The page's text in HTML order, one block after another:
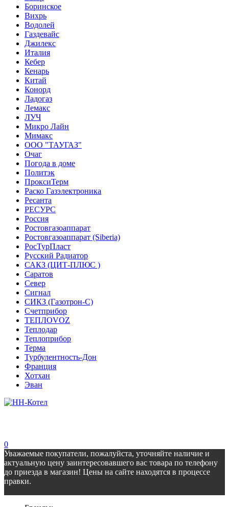
Боринское
Вихрь
Водолей
Газдевайс
Джилекс
Италия
Кебер
Кенарь
Китай
Конорд
Ладогаз
Лемакс
ЛУЧ
Микро Лайн
Мимакс
ООО "ТАУГАЗ"
Очаг
Погода в доме
Политэк
ПроксиТерм
Раско Газэлектроника
Ресанта
РЕСУРС
Россия
Ростовгазоаппарат
Ростовгазоаппарат (Siberia)
РосТурПласт
Русский Радиатор
САКЗ (ЦИТ-ПЛЮС )
Саратов
Север
Сигнал
СИКЗ (Газотрон-С)
Счетприбор
ТЕПЛОVOZ
Теплодар
Теплоприбор
Терма
Турбулентность-Дон
Франция
Хотхан
Эван
0
Уважаемые покупатели, пожалуйста, уточняйте наличие и
актуальную цену заинтересовавшего вас товара по телефону
до приезда в магазин! Цены на сайте находятся в процессе
правки.